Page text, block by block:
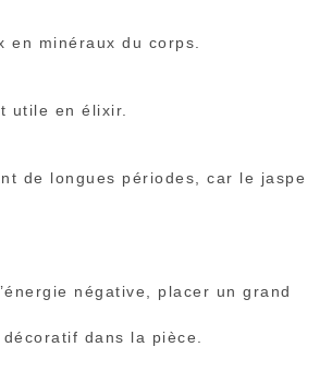
en minéraux du corps.
utile en élixir.
de longues périodes, car le jaspe
négative, placer un grand
dans la pièce.